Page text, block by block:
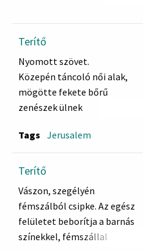
-Kiddus a 3 zarándokünnepre
-Áldás a gyertyagyújtásra, és
Terítő
Nyomott szövet.
Közepén táncoló női alak,
mögötte fekete bőrű
zenészek ülnek
Széles keretező dísz, felső
sarkaiban a Tízparancsolat
egy-egy táblája, a
parancsolatok kezdő
szavaival. Oldalainak közepén
egy-egy Dávid -csillagban
ציון= Cion szó.
Alsó sarkaiban félholdban a
Tags Jerusalem
Terítő
Vászon, szegélyén
fémszálból csipke. Az egész
felületet beborítja a barnás
színekkel, fémszállal